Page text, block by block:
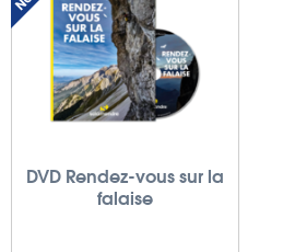
DVD Rendez-vous sur la
falaise